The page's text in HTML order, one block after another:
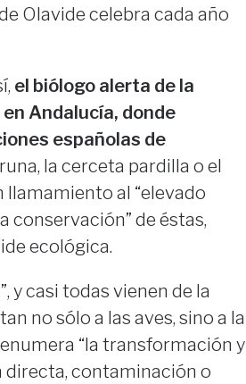
Olavide celebra cada año
el biólogo alerta de la
Andalucía, donde
españolas de
la cerceta pardilla o el
llamamiento al “elevado
conservación” de éstas,
ecológica.
y casi todas vienen de la
no sólo a las aves, sino a la
“la transformación y
directa, contaminación o